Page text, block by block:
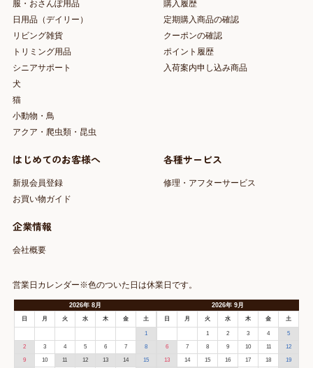
服・おさんぽ用品
日用品（デイリー）
リビング雑貨
トリミング用品
シニアサポート
犬
猫
小動物・鳥
アクア・爬虫類・昆虫
購入履歴
定期購入商品の確認
クーポンの確認
ポイント履歴
入荷案内申し込み商品
はじめてのお客様へ
新規会員登録
お買い物ガイド
各種サービス
修理・アフターサービス
企業情報
会社概要
営業日カレンダー※色のついた日は休業日です。
2026年 8月
日 月 火 水 木 金 土
1
2 3 4 5 6 7 8
9 10 11 12 13 14 15
2026年9月
日 月 火 水 木 金 土
1 2 3 4 5
6 7 8 9 10 11 12
13 14 15 16 17 18 19